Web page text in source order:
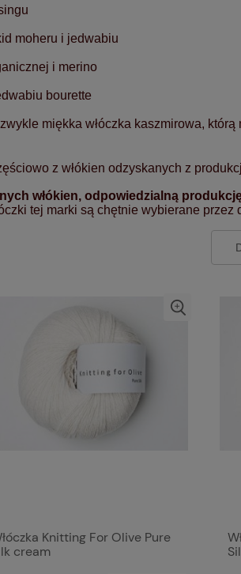
moheru i jedwabiu
i merino
bourette
miękka włóczka kaszmirowa,
z włókien odzyskanych z
włókien, odpowiedzialną
tej marki są chętnie wybierane przez
Knitting For Olive Pure
cream